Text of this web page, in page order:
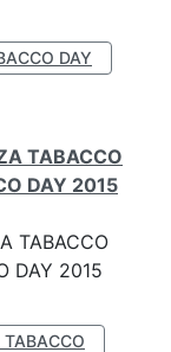
DAY
TABACCO
DAY 2015
TABACCO
DAY 2015